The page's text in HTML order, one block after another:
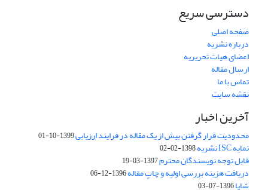
دسترسی سریع
صفحه اصلی
درباره نشریه
اعضای هیات تحریریه
ارسال مقاله
تماس با ما
نقشه سایت
آخرین اخبار
محدودیت قرار گرفتن بیش از یک مقاله در فرایند ارزیابی1399-10-01
نمایه ISC نشریه 1398-02-02
قابل توجه نویسندگان محترم1397-03-19
دریافت هزینه بررسی اولیه و چاپ مقاله1396-12-06
شاپا1396-07-03